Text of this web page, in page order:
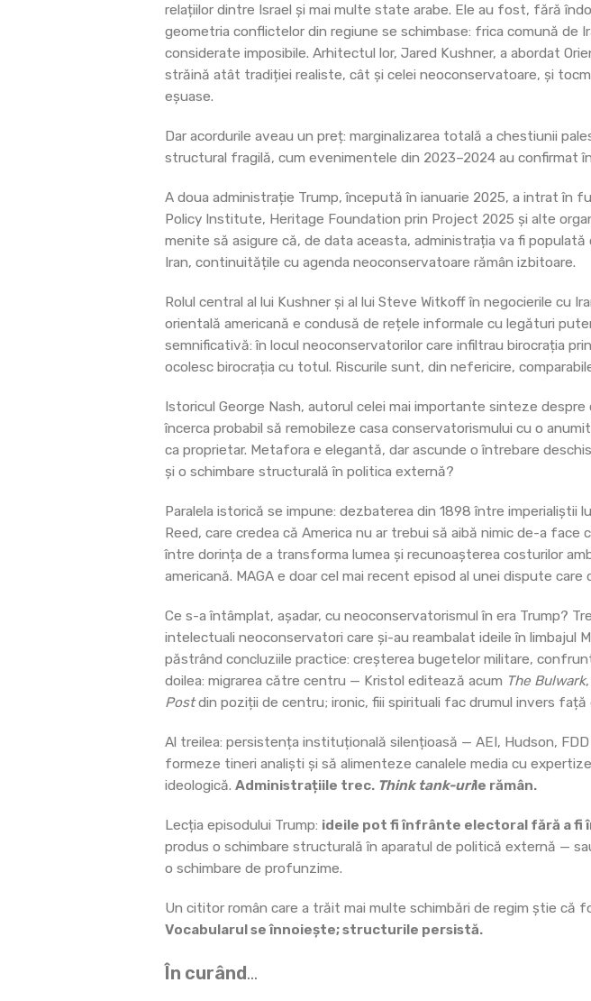
relațiilor dintre Israel și mai multe state arabe. Ele au fost, fără
geometria conflictelor din regiune se schimbase: frica comună de
considerate imposibile. Arhitectul lor, Jared Kushner, a abordat
străină atât tradiției realiste, cât și celei neoconservatoare, și
eșuase.
Dar acordurile aveau un preț: marginalizarea totală a chestiunii
structural fragilă, cum evenimentele din 2023–2024 au confirmat
A doua administrație Trump, începută în ianuarie 2025, a intrat în
Policy Institute, Heritage Foundation prin Project 2025 și alte
menite să asigure că, de data aceasta, administrația va fi
Iran, continuitățile cu agenda neoconservatoare rămân izbitoare.
Rolul central al lui Kushner și al lui Steve Witkoff în negocierile cu
orientală americană e condusă de rețele informale cu legături
semnificativă: în locul neoconservatorilor care infiltrau birocrația
ocolesc birocrația cu totul. Riscurile sunt, din nefericire,
Istoricul George Nash, autorul celei mai importante sinteze
încerca probabil să remobileze casa conservatorismului cu o
ca proprietar. Metafora e elegantă, dar ascunde o întrebare
și o schimbare structurală în politica externă?
Paralela istorică se impune: dezbaterea din 1898 între imperialiștii
Reed, care credea că America nu ar trebui să aibă nimic de-a
între dorința de a transforma lumea și recunoașterea costurilor
americană. MAGA e doar cel mai recent episod al unei dispute
Ce s-a întâmplat, așadar, cu neoconservatorismul în era Trump?
intelectuali neoconservatori care și-au reambalat ideile în limbajul
păstrând concluziile practice: creșterea bugetelor militare,
doilea: migrarea către centru — Kristol editează acum The Bulwark
Postdin poziții de centru; ironic, fiii spirituali fac drumul invers
Al treilea: persistența instituțională silențioasă — AEI, Hudson,
formeze tineri analiști și să alimenteze canalele media cu
ideologică.Administrațiile trec. Think tank-urile rămân.
Lecția episodului Trump: ideile pot fi înfrânte electoral fără a
produs o schimbare structurală în aparatul de politică externă —
o schimbare de profunzime.
Un cititor român care a trăit mai multe schimbări de regim știe că
Vocabularul se înnoiește; structurile persistă.
În curând…